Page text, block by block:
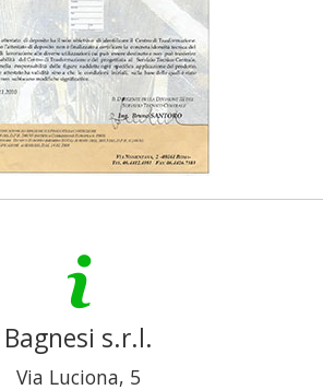
Bagnesi s.r.l.
Via Luciona, 5